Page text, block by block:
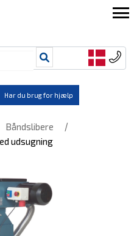
Har du brug for hjælp
Båndslibere /
udsugning